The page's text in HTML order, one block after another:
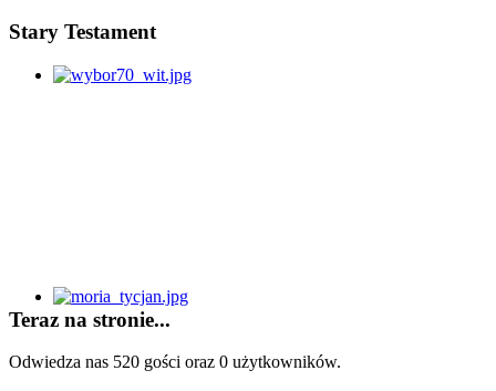
Stary Testament
Teraz na stronie...
Odwiedza nas 520 gości oraz 0 użytkowników.